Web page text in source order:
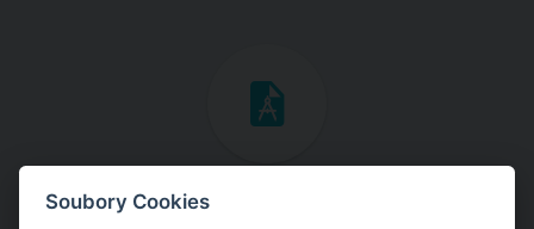
Inženýrské manuály
Soubory Cookies